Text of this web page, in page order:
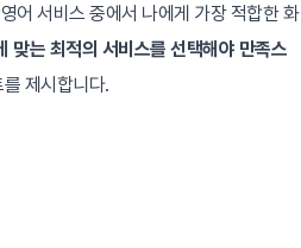
어 서비스 중에서 나에게 가장 적합한 화
맞는 최적의 서비스를 선택해야 만족스
제시합니다.